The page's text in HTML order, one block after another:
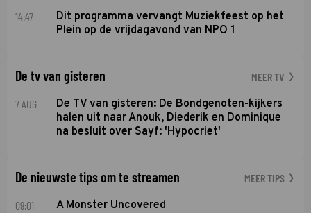
14:47
Dit programma vervangt Muziekfeest op het
Plein op de vrijdagavond van NPO 1
De tv van gisteren MEER TV
7 AUG
De TV van gisteren: De Bondgenoten-kijkers
halen uit naar Anouk, Diederik en Dominique
na besluit over Sayf: 'Hypocriet'
De nieuwste tips om te streamen MEER TIPS
09:01 A Monster Uncovered